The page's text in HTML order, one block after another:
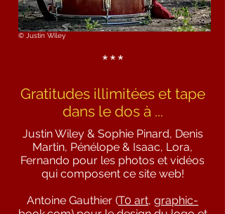
© Justin Wiley
***
Gratitudes illimitées et tape
dans le dos à ...
Justin Wiley & Sophie Pinard, Denis
Martin, Pénélope & Isaac, Lora,
Fernando pour les photos et vidéos
qui composent ce site web!
Antoine Gauthier (T0 art, graphic-